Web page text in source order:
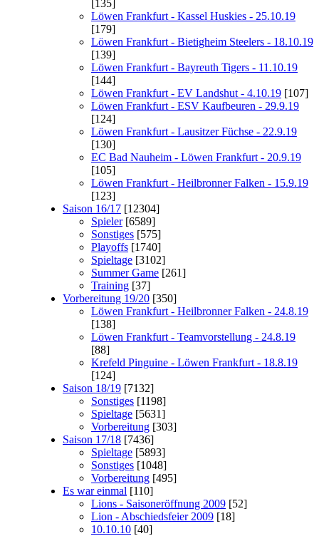
[135]
Löwen Frankfurt - Kassel Huskies - 25.10.19
[179]
Löwen Frankfurt - Bietigheim Steelers - 18.10.19
[139]
Löwen Frankfurt - Bayreuth Tigers - 11.10.19
[144]
Löwen Frankfurt - EV Landshut - 4.10.19 [107]
Löwen Frankfurt - ESV Kaufbeuren - 29.9.19
[124]
Löwen Frankfurt - Lausitzer Füchse - 22.9.19
[130]
EC Bad Nauheim - Löwen Frankfurt - 20.9.19
[105]
Löwen Frankfurt - Heilbronner Falken - 15.9.19
[123]
Saison 16/17 [12304]
Spieler[6589]
Sonstiges [575]
Playoffs [1740]
Spieltage [3102]
Summer Game [261]
Training [37]
Vorbereitung 19/20 [350]
Löwen Frankfurt - Heilbronner Falken - 24.8.19
[138]
Löwen Frankfurt - Teamvorstellung - 24.8.19
[88]
Krefeld Pinguine - Löwen Frankfurt - 18.8.19
[124]
Saison 18/19 [7132]
Sonstiges [1198]
Spieltage [5631]
Vorbereitung [303]
Saison 17/18 [7436]
Spieltage [5893]
Sonstiges [1048]
Vorbereitung [495]
Es war einmal [110]
Lions - Saisoneröffnung 2009 [52]
Lion - Abschiedsfeier 2009 [18]
10.10.10 [40]